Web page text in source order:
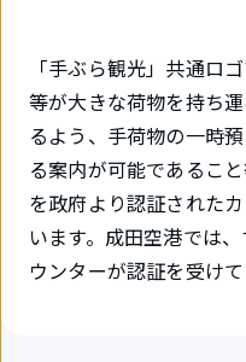
「手ぶら観光」共通ロ
等が大きな荷物を持ち
るよう、手荷物の一時
る案内が可能であるこ
を政府より認証された
います。成田空港では
ウンターが認証を受けて